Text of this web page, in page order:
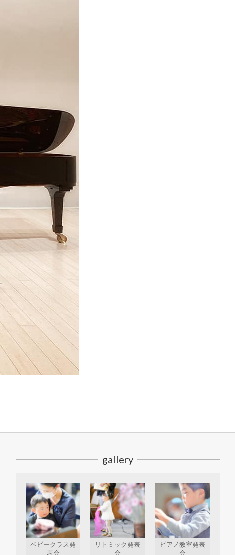
gallery
ベビークラス発
表会
リトミック発表
会
ピアノ教室発表
会